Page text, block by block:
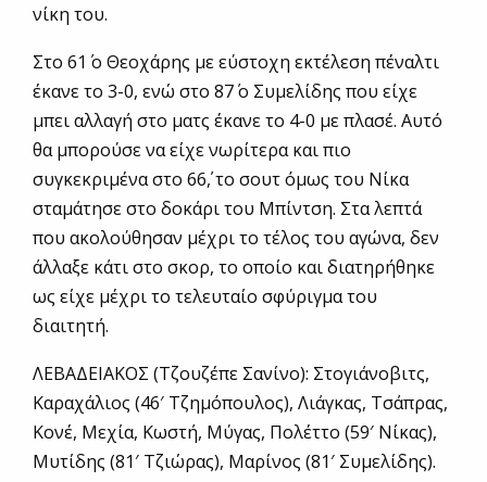
νίκη του.
Στο 61΄ ο Θεοχάρης με εύστοχη εκτέλεση πέναλτι
έκανε το 3-0, ενώ στο 87΄ ο Συμελίδης που είχε
μπει αλλαγή στο ματς έκανε το 4-0 με πλασέ. Αυτό
θα μπορούσε να είχε νωρίτερα και πιο
συγκεκριμένα στο 66΄, το σουτ όμως του Νίκα
σταμάτησε στο δοκάρι του Μπίντση. Στα λεπτά
που ακολούθησαν μέχρι το τέλος του αγώνα, δεν
άλλαξε κάτι στο σκορ, το οποίο και διατηρήθηκε
ως είχε μέχρι το τελευταίο σφύριγμα του
διαιτητή.
ΛΕΒΑΔΕΙΑΚΟΣ (Τζουζέπε Σανίνο): Στογιάνοβιτς,
Καραχάλιος (46′ Τζημόπουλος), Λιάγκας, Τσάπρας,
Κονέ, Μεχία, Κωστή, Μύγας, Πολέττο (59′ Νίκας),
Μυτίδης (81′ Τζιώρας), Μαρίνος (81′ Συμελίδης).